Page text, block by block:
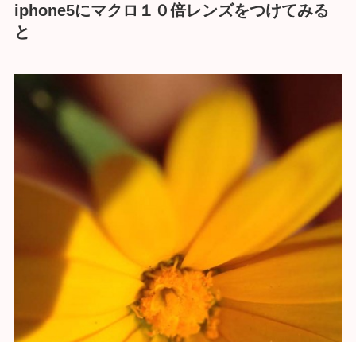
iphone5にマクロ１０倍レンズをつけてみる
と